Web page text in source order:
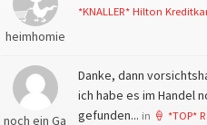
heimhomie
*KNALLER* Hilton
noch ein Ga
Danke, dann
ich habe es im Handel
gefunden... in 🍦 *TOP*